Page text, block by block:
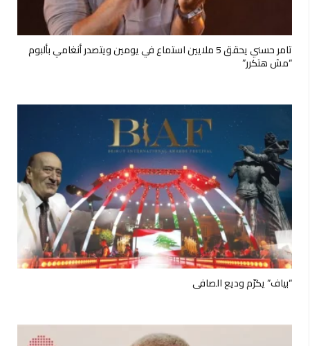
تامر حسني يحقق 5 ملايين استماع في يومين ويتصدر أنغامي بألبوم
“مش هتكرر”
“بياف” يكرّم وديع الصافي